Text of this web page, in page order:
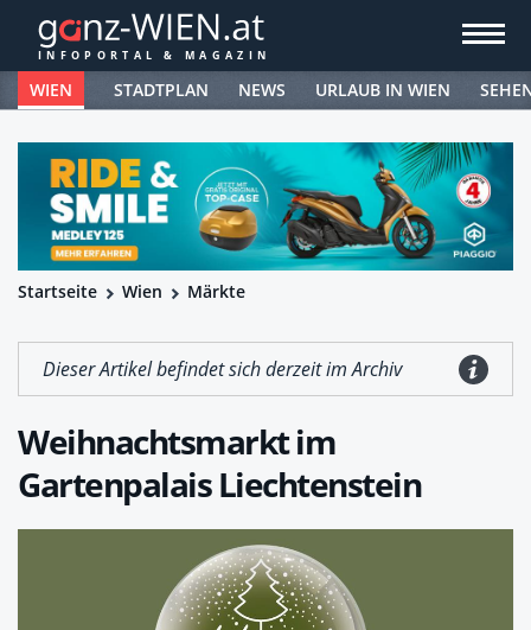
WIEN STADTPLAN NEWS URLAUB IN WIEN
Startseite Wien Märkte
Dieser Artikel befindet sich derzeit im Archiv
Weihnachtsmarkt im
Gartenpalais Liechtenstein